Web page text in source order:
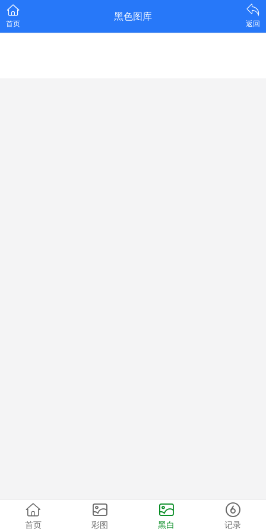
首页
黑色图库
返回
首页 彩图 黑白 记录